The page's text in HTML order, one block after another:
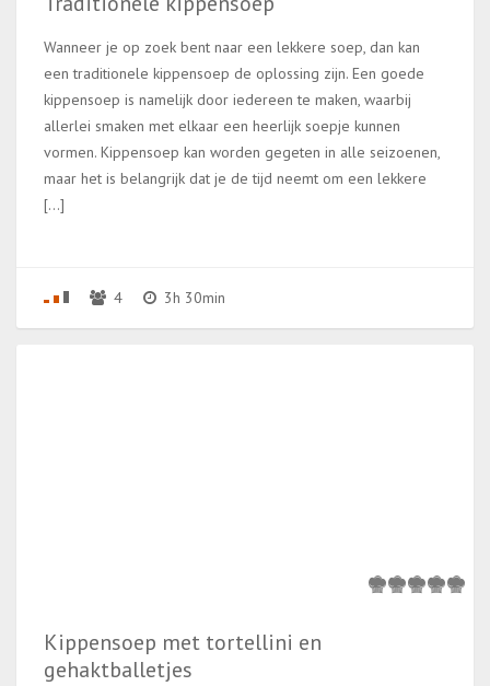
Wanneer je op zoek bent naar een lekkere soep, dan kan
een traditionele kippensoep de oplossing zijn. Een goede
kippensoep is namelijk door iedereen te maken, waarbij
allerlei smaken met elkaar een heerlijk soepje kunnen
vormen. Kippensoep kan worden gegeten in alle seizoenen,
maar het is belangrijk dat je de tijd neemt om een lekkere
[…]
4 3h 30min
Kippensoep met tortellini en
gehaktballetjes